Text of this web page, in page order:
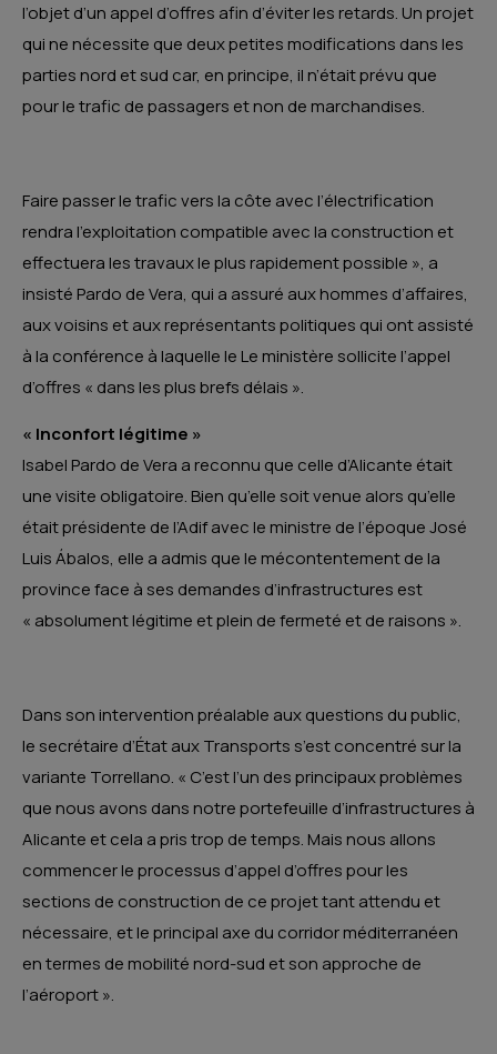
l’objet d’un appel d’offres afin d’éviter les retards. Un projet
qui ne nécessite que deux petites modifications dans les
parties nord et sud car, en principe, il n’était prévu que
pour le trafic de passagers et non de marchandises.
Faire passer le trafic vers la côte avec l’électrification
rendra l’exploitation compatible avec la construction et
effectuera les travaux le plus rapidement possible », a
insisté Pardo de Vera, qui a assuré aux hommes d’affaires,
aux voisins et aux représentants politiques qui ont assisté
à la conférence à laquelle le Le ministère sollicite l’appel
d’offres « dans les plus brefs délais ».
« Inconfort légitime »
Isabel Pardo de Vera a reconnu que celle d’Alicante était
une visite obligatoire. Bien qu’elle soit venue alors qu’elle
était présidente de l’Adif avec le ministre de l’époque José
Luis Ábalos, elle a admis que le mécontentement de la
province face à ses demandes d’infrastructures est
« absolument légitime et plein de fermeté et de raisons ».
Dans son intervention préalable aux questions du public,
le secrétaire d’État aux Transports s’est concentré sur la
variante Torrellano. « C’est l’un des principaux problèmes
que nous avons dans notre portefeuille d’infrastructures à
Alicante et cela a pris trop de temps. Mais nous allons
commencer le processus d’appel d’offres pour les
sections de construction de ce projet tant attendu et
nécessaire, et le principal axe du corridor méditerranéen
en termes de mobilité nord-sud et son approche de
l’aéroport ».